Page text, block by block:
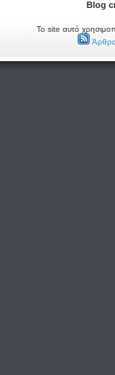
Blog
Το site αυτό